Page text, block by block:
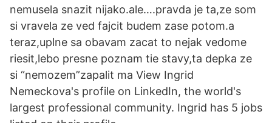
nemusela snazit nijako.ale….pravda je ta,ze som
si vravela ze ved fajcit budem zase potom.a
teraz,uplne sa obavam zacat to nejak vedome
riesit,lebo presne poznam tie stavy,ta depka ze
si “nemozem”zapalit ma View Ingrid
Nemeckova's profile on LinkedIn, the world's
largest professional community. Ingrid has 5 jobs